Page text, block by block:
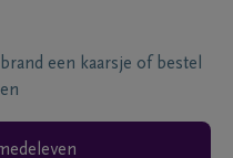
een kaarsje of bestel